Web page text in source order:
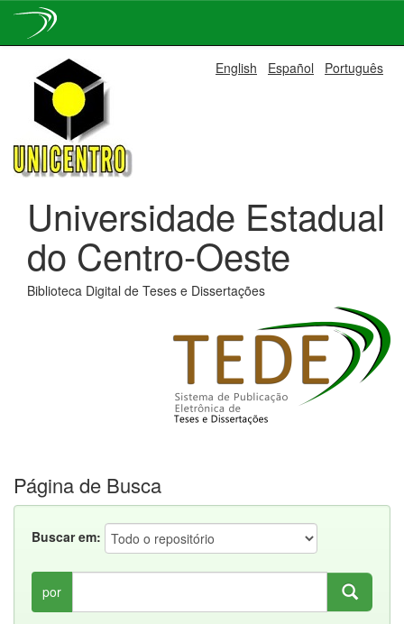
navigation
English Español Português
Universidade Estadual
do Centro-Oeste
Biblioteca Digital de Teses e Dissertações
Página de Busca
Buscar em:
por